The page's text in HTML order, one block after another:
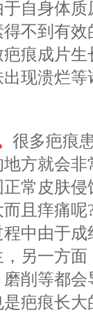
自身体
不到有
痕成片
现溃烂等
很多疤痕
方就会
常皮肤
且痒痛
中由于
另一方
削等都
疤痕长